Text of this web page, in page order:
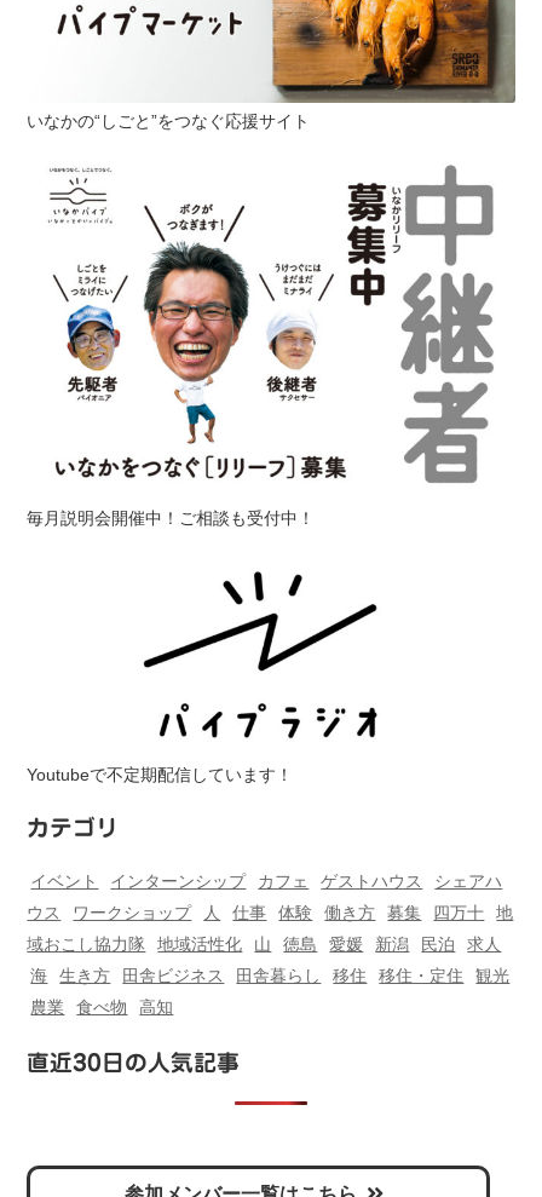
いなかの“しごと”をつなぐ応援サイト
毎月説明会開催中！ご相談も受付中！
Youtubeで不定期配信しています！
カテゴリ
イベント インターンシップ カフェ ゲストハウス
シェアハ
ウス
ワークショップ 人 仕事 体験 働き方 募集 四万十
地
域おこし協力隊
地域活性化 山 徳島 愛媛 新潟 民泊
求人
海
生き方 田舎ビジネス 田舎暮らし 移住 移住・定住
観光
農業
食べ物 高知
直近30日の人気記事